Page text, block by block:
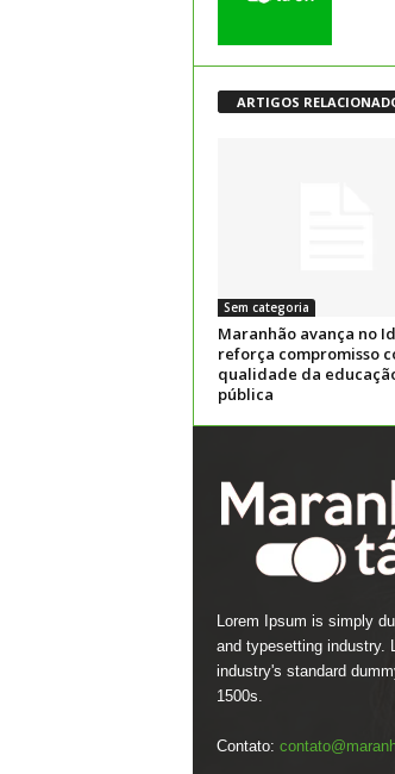
ARTIGOS
Sem categoria
Maranhão avança no
reforça compromisso
qualidade da
pública
Lorem Ipsum is simply
and typesetting industry.
industry's standard
1500s.
Contato: